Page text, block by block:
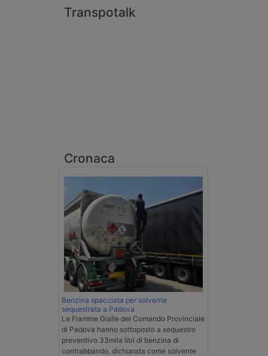
Transpotalk
Cronaca
Benzina spacciata per solvente
sequestrata a Padova
Le Fiamme Gialle del Comando Provinciale
di Padova hanno sottoposto a sequestro
preventivo 33mila litri di benzina di
contrabbando, dichiarata come solvente